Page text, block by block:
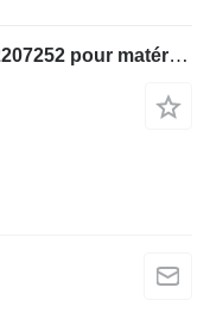
Pompe hydraulique Rexroth R902207252 pour matériel de TP